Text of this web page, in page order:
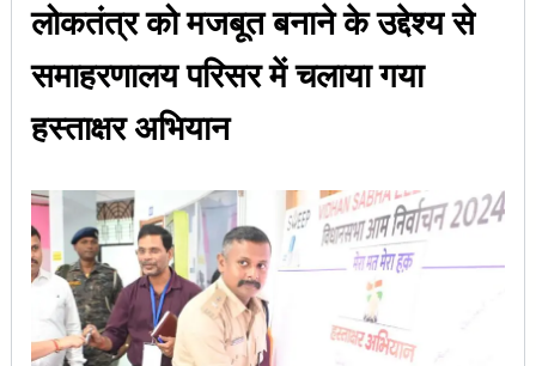
लोकतंत्र को मजबूत बनाने के उद्देश्य से
समाहरणालय परिसर में चलाया गया
हस्ताक्षर अभियान